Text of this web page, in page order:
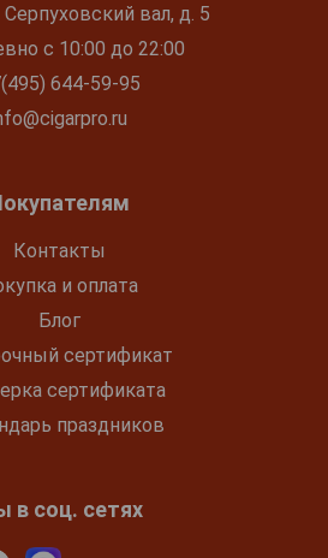
вал, д. 5
с 10:00 до 22:00
644-59-95
Контакты
и оплата
Блог
сертификат
сертификата
праздников
в соц. сетях